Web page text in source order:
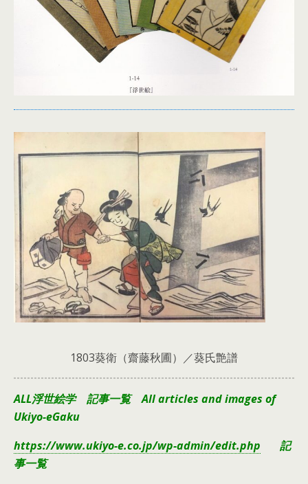
1803葵衛（齋藤秋圃）／葵氏艶譜
ALL浮世絵学 記事一覧 All articles and images of
Ukiyo-eGaku
https://www.ukiyo-e.co.jp/wp-admin/edit.php 記
事一覧